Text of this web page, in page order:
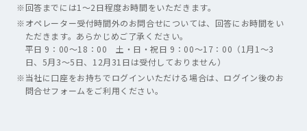
※回答までには1～2日程度お時間をいただきます。
※オペレーター受付時間外のお問合せについては、回答にお時間をい
ただきます。あらかじめご了承ください。
平日 9：00～18：00 土・日・祝日 9：00～17：00（1月1～3
日、5月3～5日、12月31日は受付しておりません）
※当社に口座をお持ちでログインいただける場合は、ログイン後のお
問合せフォームをご利用ください。